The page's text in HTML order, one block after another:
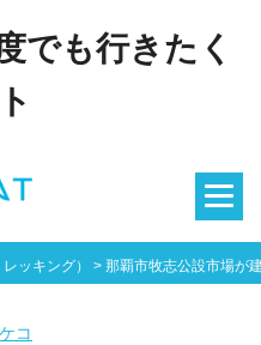
でも行きたく
ッキング） > 那覇市牧志公設市場が
コ